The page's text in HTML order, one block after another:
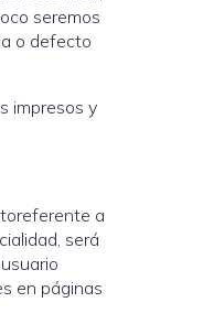
seremos
o defecto
impresos y
a
será
en páginas